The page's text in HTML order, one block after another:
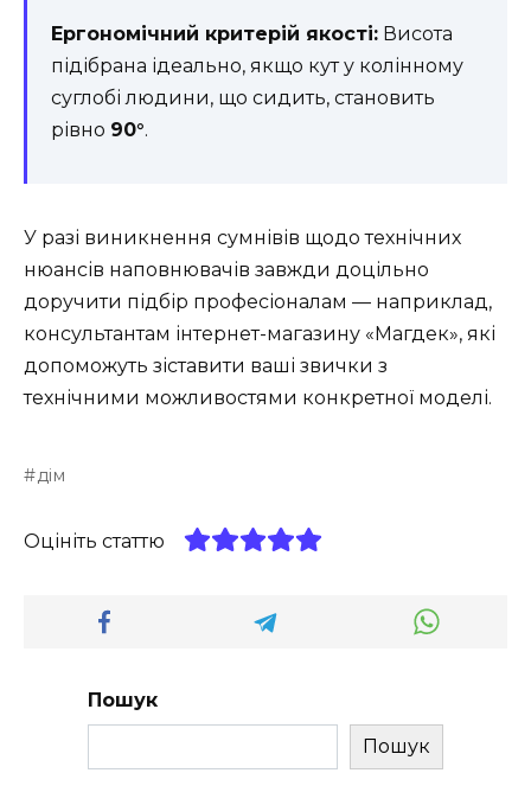
Ергономічний критерій якості: Висота
підібрана ідеально, якщо кут у колінному
суглобі людини, що сидить, становить
рівно 90°.
У разі виникнення сумнівів щодо технічних
нюансів наповнювачів завжди доцільно
доручити підбір професіоналам — наприклад,
консультантам інтернет-магазину «Магдек», які
допоможуть зіставити ваші звички з
технічними можливостями конкретної моделі.
дім
Оцініть статтю
Пошук
Пошук